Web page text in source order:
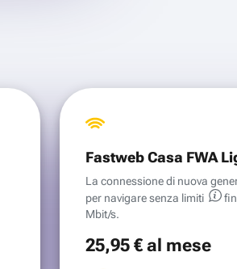
Fastweb Casa FWA
La connessione di nuova
per navigare senza limiti
Mbit/s.
25,95 €al mese